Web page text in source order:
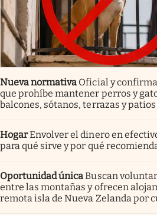
Nueva normativa Oficial y
que prohíbe mantener perros y
balcones, sótanos, terrazas y patios
HogarEnvolver el dinero en
para qué sirve y por qué
Oportunidad únicaBuscan
entre las montañas y ofrecen
remota isla de Nueva Zelanda por